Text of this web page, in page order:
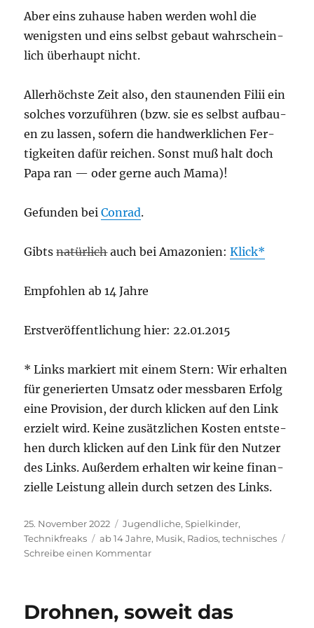
Aber eins zuhau­se haben wer­den wohl die
wenigs­ten und eins selbst gebaut wahr­schein­
lich über­haupt nicht.
Aller­höchs­te Zeit also, den stau­nen­den Filii ein
sol­ches vor­zu­füh­ren (bzw. sie es selbst auf­bau­
en zu las­sen, sofern die hand­werk­li­chen Fer­
tig­kei­ten dafür rei­chen. Sonst muß halt doch
Papa ran — oder ger­ne auch Mama)!
Gefun­den beiCon­rad.
Gibtsnatür­lichauch bei Ama­zo­ni­en:Klick
Emp­foh­len ab 14 Jahre
Erst­ver­öf­fent­li­chung hier: 22.01.2015
* Links mar­kiert mit einem Stern: Wir erhal­ten
für gene­rier­ten Umsatz oder mess­ba­ren Erfolg
eine Pro­vi­si­on, der durch kli­cken auf den Link
erzielt wird. Kei­ne zusätz­li­chen Kos­ten ent­ste­
hen durch kli­cken auf den Link für den Nut­zer
des Links. Außer­dem erhal­ten wir kei­ne finan­
zi­el­le Leis­tung allein durch set­zen des Links.
Veröffentlicht
am
25. November 2022 Kategorien
Jugendliche,Spielkinder,
Technikfreaks
Schlagwörter
ab 14 Jahre, Musik, Radios,technisches
Schreibe einen Kommentarzu
Drohnen, soweit das